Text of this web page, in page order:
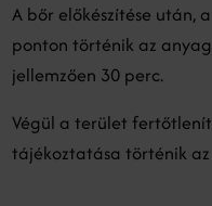
A bőr előkészítése után,
ponton történik az
jellemzően 30 perc.
Végül a terület
tájékoztatása történik az